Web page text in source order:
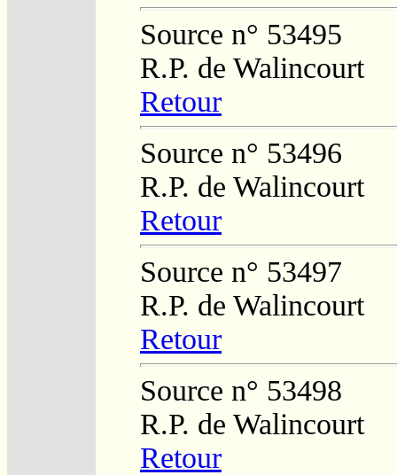
Source n° 53495
R.P. de Walincourt
Retour
Source n° 53496
R.P. de Walincourt
Retour
Source n° 53497
R.P. de Walincourt
Retour
Source n° 53498
R.P. de Walincourt
Retour